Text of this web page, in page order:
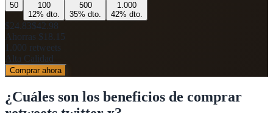
50
100
12% dto.
500
35% dto.
1.000
42% dto.
$24.83$42.98
Ahorras $18.15
1.000 retweets
Alta Calidad
Comprar ahora
¿Cuáles son los beneficios de comprar